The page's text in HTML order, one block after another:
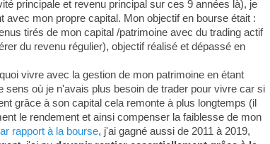
principale et revenu principal sur ces 9 années là), je
mon propre capital. Mon objectif en bourse était :
tirés de mon capital /patrimoine avec du trading actif
du revenu régulier), objectif réalisé et dépassé en
vivre avec la gestion de mon patrimoine en étant
sens où je n'avais plus besoin de trader pour vivre car si
grâce à son capital cela remonte à plus longtemps (il
le rendement et ainsi compenser la faiblesse de mon
rapport à la bourse, j'ai gagné aussi de 2011 à 2019,